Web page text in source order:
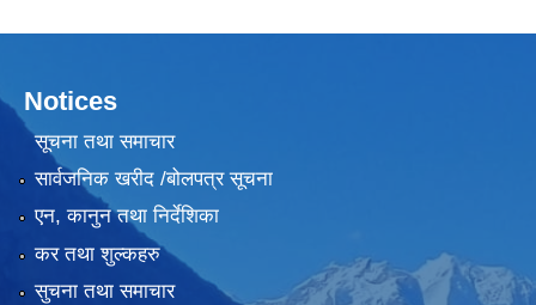
Notices
सूचना तथा समाचार
सार्वजनिक खरीद /बोलपत्र सूचना
एन, कानुन तथा निर्देशिका
कर तथा शुल्कहरु
सुचना तथा समाचार